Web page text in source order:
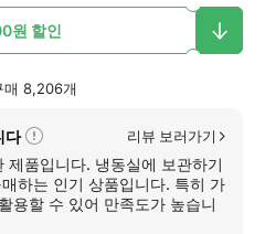
원 할인
매 8,206개
다
자
세
히
보
리뷰 보러가기
제품입니다. 냉동실에 보관하기
하는 인기 상품입니다. 특히 가
용할 수 있어 만족도가 높습니